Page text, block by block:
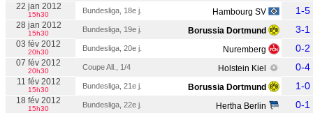
22 jan 2012
15h30 Bundesliga, 18e j. Hambourg SV 1-5
28 jan 2012
15h30 Bundesliga, 19e j. Borussia Dortmund 3-1
03 fév 2012
20h30 Bundesliga, 20e j. Nuremberg 0-2
07 fév 2012
20h30 Coupe All., 1/4 Holstein Kiel 0-4
11 fév 2012
15h30 Bundesliga, 21e j. Borussia Dortmund 1-0
18 fév 2012
15h30 Bundesliga, 22e j. Hertha Berlin 0-1